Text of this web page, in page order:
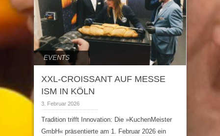
EVENTS
XXL-CROISSANT AUF MESSE
ISM IN KÖLN
3. Februar 2026
Tradition trifft Innovation: Die »KuchenMeister
GmbH« präsentierte am 1. Februar 2026 ein